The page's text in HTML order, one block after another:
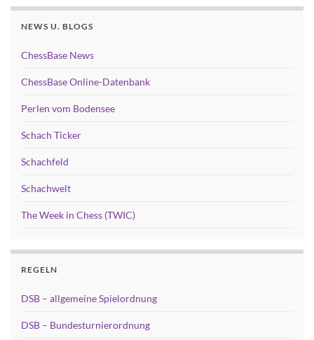
NEWS U. BLOGS
ChessBase News
ChessBase Online-Datenbank
Perlen vom Bodensee
Schach Ticker
Schachfeld
Schachwelt
The Week in Chess (TWIC)
REGELN
DSB – allgemeine Spielordnung
DSB – Bundesturnierordnung